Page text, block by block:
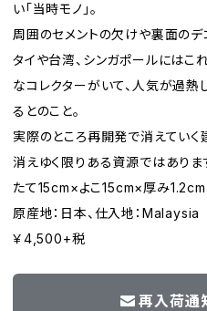
い「当時モノ」。
周囲のセメントの欠けや裏面の
タイや台湾、シンガポールにはこ
なコレクターがいて、人気が過
るとのこと。
実際のところ再開発で消えていく
消えゆく限りある資源ではあります
たて15cm×よこ15cm×厚み1.2cm
原産地：日本、仕入地：Malaysia
￥4,500+税
再入荷通